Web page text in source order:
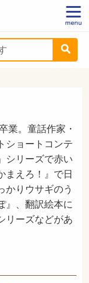
業。童話作家・
ショートコンテ
シリーズで赤い
まえろ！』で日
かりウサギのう
』、翻訳絵本に
リーズなどがあ